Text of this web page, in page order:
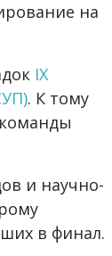
на
IX
. К тому
и научно-
в финал.